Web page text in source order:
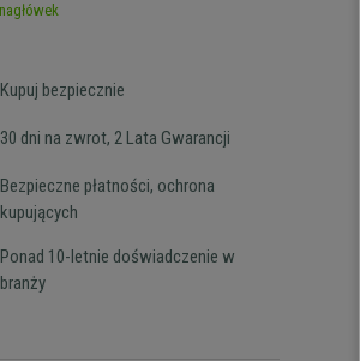
Kupuj bezpiecznie
30 dni na zwrot, 2 Lata Gwarancji
Bezpieczne płatności, ochrona
kupujących
Ponad 10-letnie doświadczenie w
branży